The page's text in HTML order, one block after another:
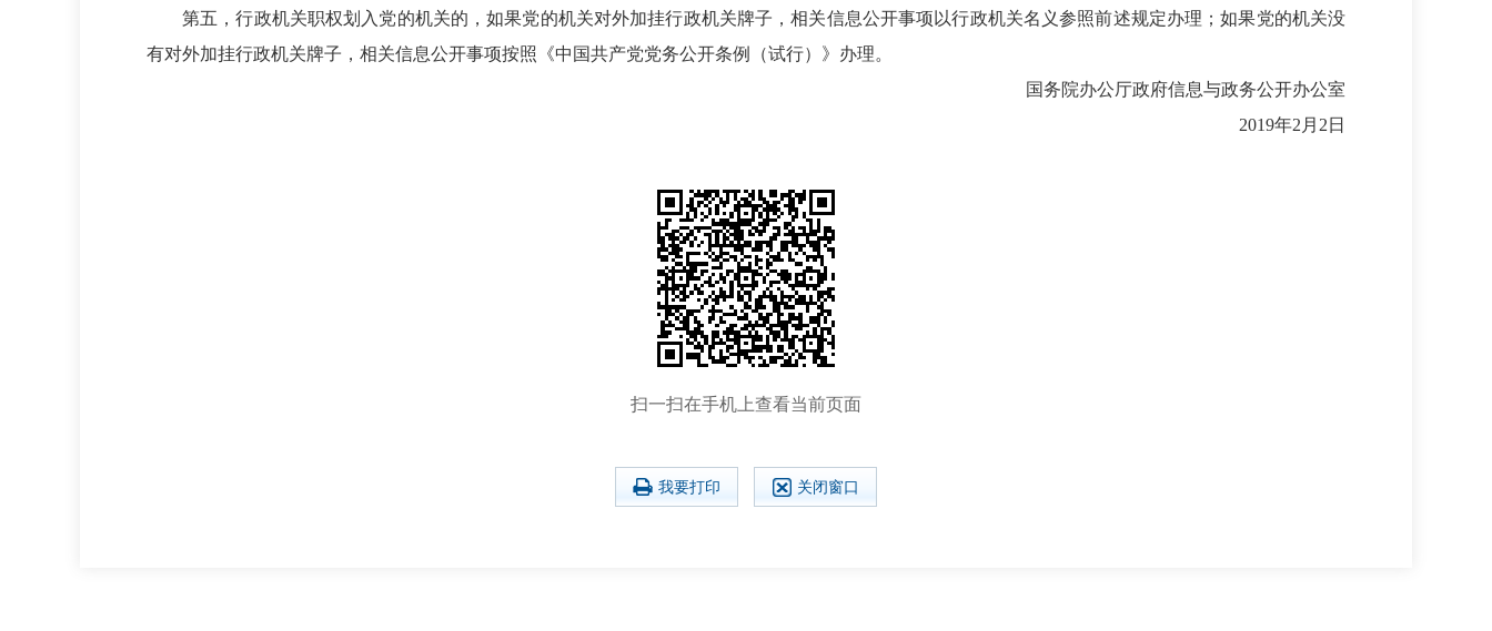
第五，行政机关职权划入党的机关的，如果党的机关对外加挂行政机关牌子，相关信息公开事项以行政机关名义参照前述规定办理；如果党的机关没
有对外加挂行政机关牌子，相关信息公开事项按照《中国共产党党务公开条例（试行）》办理。
国务院办公厅政府信息与政务公开办公室
2019年2月2日
扫一扫在手机上查看当前页面
我要打印 关闭窗口